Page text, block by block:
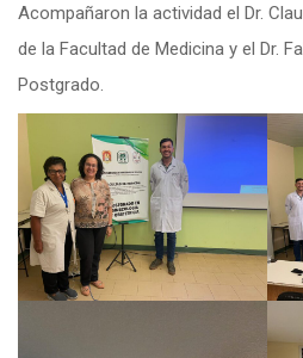
Acompañaron la actividad el Dr.
de la Facultad de Medicina y el Dr.
Postgrado.